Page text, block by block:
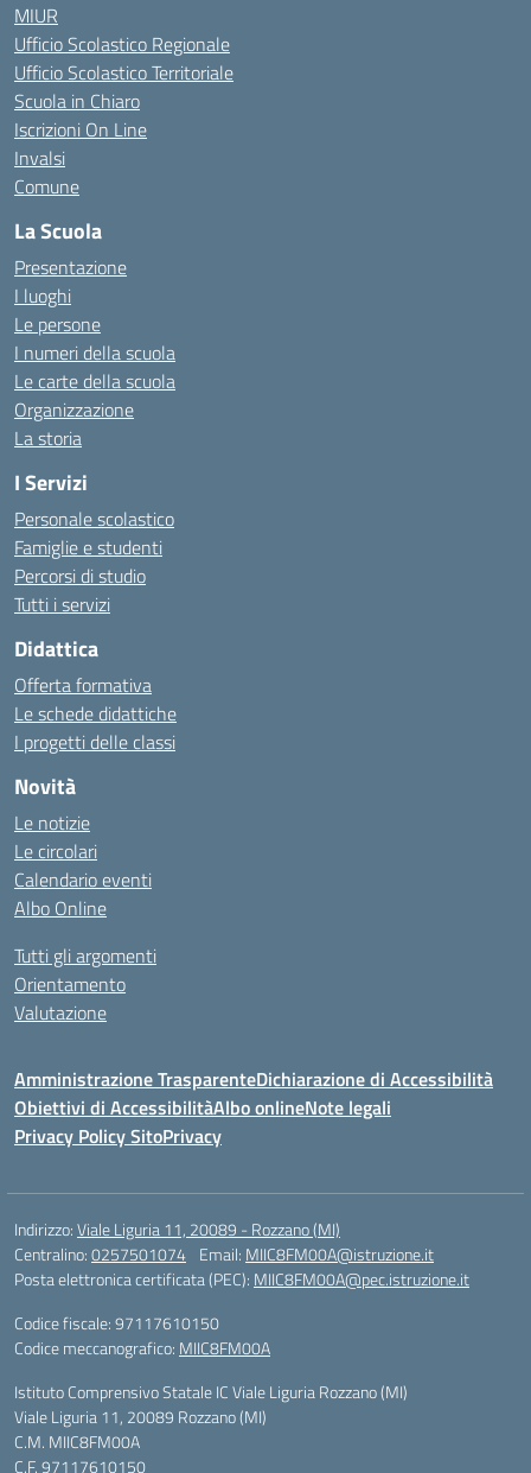
MIUR
Ufficio Scolastico Regionale
Ufficio Scolastico Territoriale
Scuola in Chiaro
Iscrizioni On Line
Invalsi
Comune
La Scuola
Presentazione
I luoghi
Le persone
I numeri della scuola
Le carte della scuola
Organizzazione
La storia
I Servizi
Personale scolastico
Famiglie e studenti
Percorsi di studio
Tutti i servizi
Didattica
Offerta formativa
Le schede didattiche
I progetti delle classi
Novità
Le notizie
Le circolari
Calendario eventi
Albo Online
Tutti gli argomenti
Orientamento
Valutazione
Amministrazione TrasparenteDichiarazione di Accessibilità
Obiettivi di AccessibilitàAlbo onlineNote legali
Privacy Policy SitoPrivacy
Indirizzo:Viale Liguria 11, 20089 - Rozzano (MI)
Centralino:0257501074 Email: MIIC8FM00A@istruzione.it
Posta elettronica certificata (PEC): MIIC8FM00A@pec.istruzione.it
Codice fiscale: 97117610150
Codice meccanografico: MIIC8FM00A
Istituto Comprensivo Statale IC Viale Liguria Rozzano (MI)
Viale Liguria 11, 20089 Rozzano (MI)
C.M. MIIC8FM00A
C.F. 97117610150